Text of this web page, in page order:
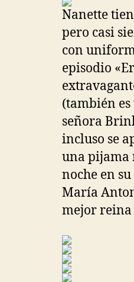
Nanette
pero casi
con
episodio
(también
señora
incluso se
una pijama
noche en
María
mejor reina